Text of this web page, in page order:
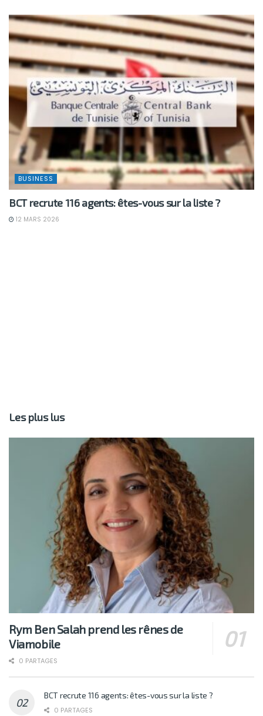
BUSINESS
BCT recrute 116 agents: êtes-vous sur la liste ?
12 MARS 2026
Les plus lus
Rym Ben Salah prend les rênes de
Viamobile
0 PARTAGES
BCT recrute 116 agents: êtes-vous sur la liste ?
0 PARTAGES